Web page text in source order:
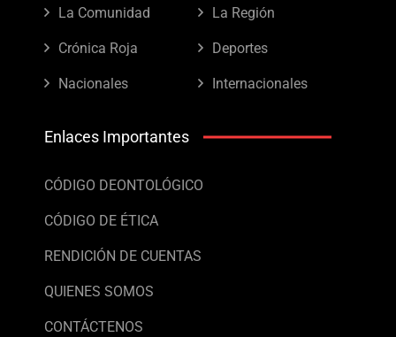
La Comunidad La Región
Crónica Roja Deportes
Nacionales Internacionales
Enlaces Importantes
CÓDIGO DEONTOLÓGICO
CÓDIGO DE ÉTICA
RENDICIÓN DE CUENTAS
QUIENES SOMOS
CONTÁCTENOS